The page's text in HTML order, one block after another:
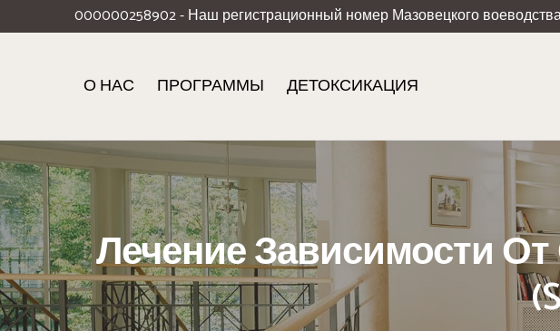
000000258902 - Наш регистрационный номер Мазовецкого
О НАС ПРОГРАММЫ ДЕТОКСИКАЦИЯ
Лечение Зависимости